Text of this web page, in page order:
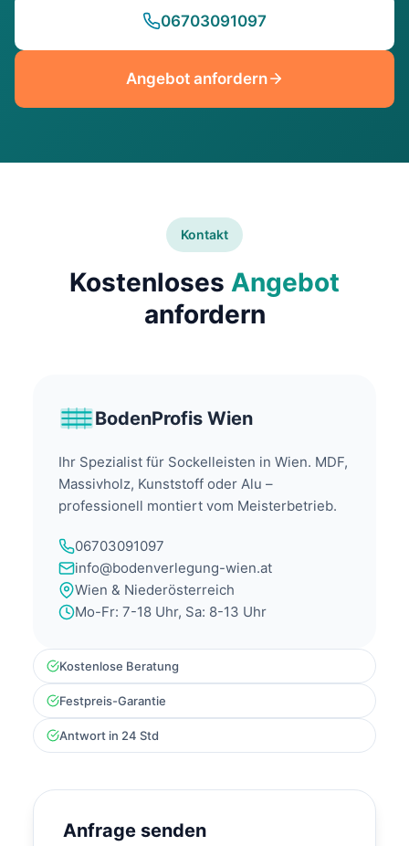
06703091097
Angebot anfordern
Kontakt
Kostenloses Angebot
anfordern
BodenProfis Wien
Ihr Spezialist für Sockelleisten in Wien. MDF,
Massivholz, Kunststoff oder Alu –
professionell montiert vom Meisterbetrieb.
06703091097
info@bodenverlegung-wien.at
Wien & Niederösterreich
Mo-Fr: 7-18 Uhr, Sa: 8-13 Uhr
Kostenlose Beratung
Festpreis-Garantie
Antwort in 24 Std
Anfrage senden